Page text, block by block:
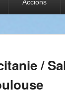
Accions
/